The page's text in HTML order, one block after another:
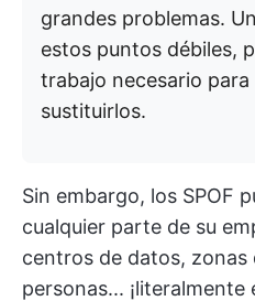
grandes problemas.
estos puntos débiles,
trabajo necesario
sustituirlos.
Sin embargo, los SPOF
cualquier parte de su
centros de datos, zonas
personas...